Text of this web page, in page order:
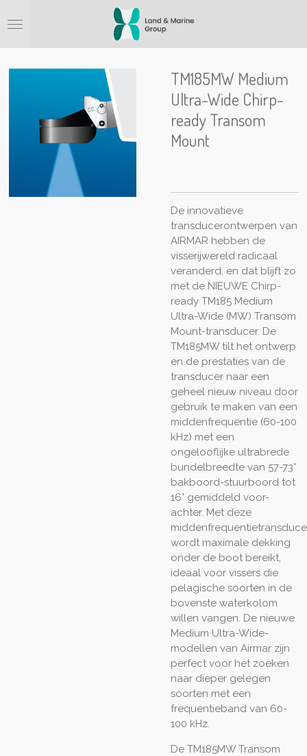
direct
TM185MW Medium
Ultra-Wide Chirp-
ready Transom
Mount
De innovatieve
transducerontwerpen van
AIRMAR hebben de
visserijwereld radicaal
veranderd, en dat blijft zo
met de NIEUWE Chirp-
ready TM185 Medium
Ultra-Wide (MW) Transom
Mount-transducer. De
TM185MW tilt het ontwerp
en de prestaties van de
transducer naar een
geheel nieuw niveau door
gebruik te maken van een
middenfrequentie (60-100
kHz) met een
ongelooflijke ultrabrede
bundelbreedte van 57-73°
bakboord-stuurboord tot
16° gemiddeld voor-
achter. Met deze
wordt maximale dekking
onder de boot bereikt,
ideaal voor vissers die
pelagische soorten in de
bovenste waterkolom
willen vangen. De nieuwe
Medium Ultra-Wide-
modellen van Airmar zijn
perfect voor het zoeken
naar dieper gelegen
soorten met een
frequentieband van 60-
100 kHz.
De TM185MW Transom